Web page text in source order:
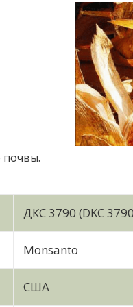
почвы.
ДКС 3790 (DKC
Monsanto
США